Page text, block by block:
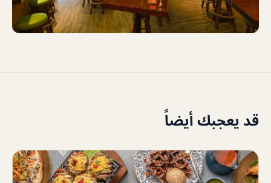
قد يعجبك أيضاً